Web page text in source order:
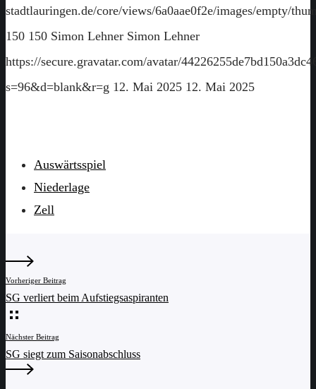
stadtlauringen.de/core/views/6a0aae0f2e/images/empty/
150 150 Simon Lehner Simon Lehner
https://secure.gravatar.com/avatar/
s=96&d=blank&r=g 12. Mai 2025 12. Mai 2025
Auswärtsspiel
Niederlage
Zell
Vorheriger Beitrag
SG verliert beim Aufstiegsaspiranten
Nächster Beitrag
SG siegt zum Saisonabschluss